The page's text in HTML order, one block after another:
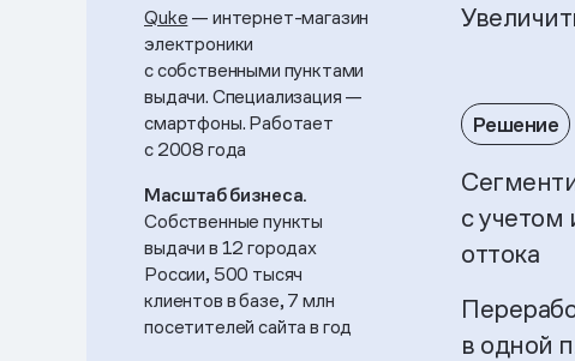
Quke— интернет-магазин
электроники
с собственными пунктами
выдачи. Специализация —
смартфоны. Работает
с 2008 года
Масштаб бизнеса.
Собственные пункты
выдачи в 12 городах
России, 500 тысяч
клиентов в базе, 7 млн
посетителей сайта в год
Решение
с учетом
оттока
в одной